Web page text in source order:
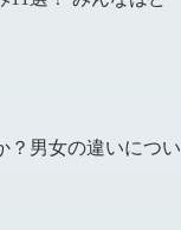
？男女の違いについ